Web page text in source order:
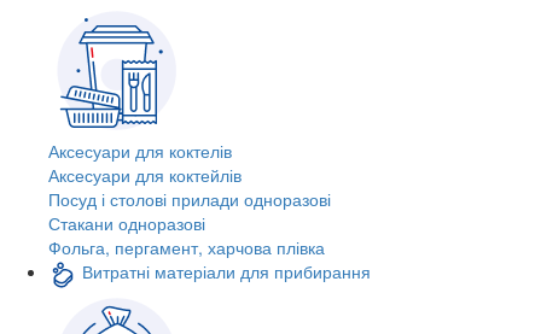
Аксесуари для коктелів
Аксесуари для коктейлів
Посуд і столові прилади одноразові
Стакани одноразові
Фольга, пергамент, харчова плівка
Витратні матеріали для прибирання